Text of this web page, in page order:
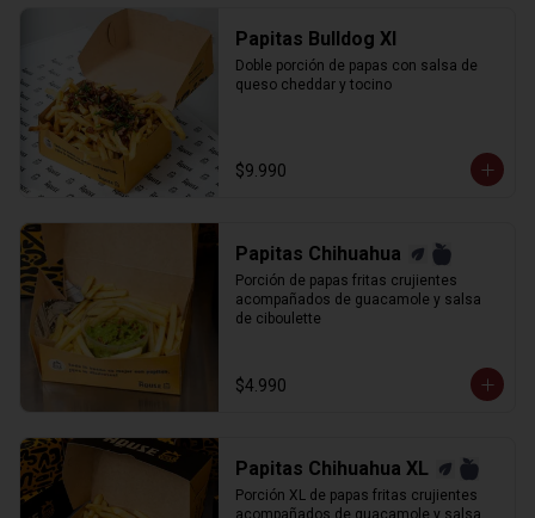
Papitas Bulldog Xl
Doble porción de papas con salsa de
queso cheddar y tocino
$9.990
Papitas Chihuahua
Porción de papas fritas crujientes
acompañados de guacamole y salsa
de ciboulette
$4.990
Papitas Chihuahua XL
Porción XL de papas fritas crujientes